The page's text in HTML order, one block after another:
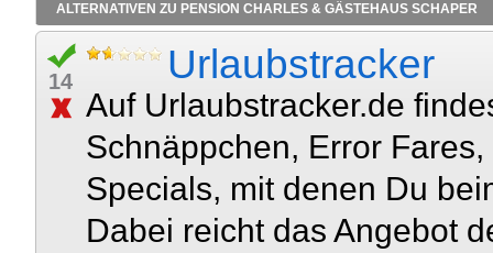
ALTERNATIVEN ZU PENSION CHARLES & GÄSTEHAUS SCHAPER
14 Urlaubstracker
Auf Urlaubstracker.de
Schnäppchen, Error
Specials, mit denen Du
Dabei reicht das Angebot